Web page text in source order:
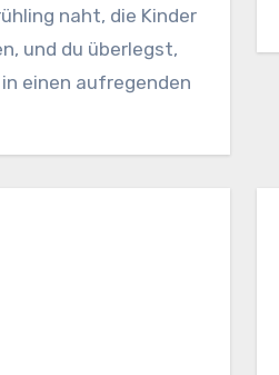
naht, die Kinder
und du überlegst,
einen aufregenden